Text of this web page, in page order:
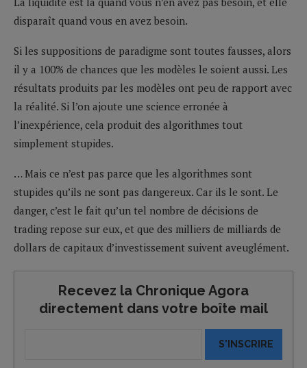
disparaît quand vous en avez besoin.
Si les suppositions de paradigme sont toutes fausses, alors
il y a 100% de chances que les modèles le soient aussi. Les
résultats produits par les modèles ont peu de rapport avec
la réalité. Si l’on ajoute une science erronée à
l’inexpérience, cela produit des algorithmes tout
simplement stupides.
… Mais ce n’est pas parce que les algorithmes sont
stupides qu’ils ne sont pas dangereux. Car ils le sont. Le
danger, c’est le fait qu’un tel nombre de décisions de
trading repose sur eux, et que des milliers de milliards de
dollars de capitaux d’investissement suivent aveuglément.
Recevez la Chronique Agora
directement dans votre boîte mail
S'INSCRIRE